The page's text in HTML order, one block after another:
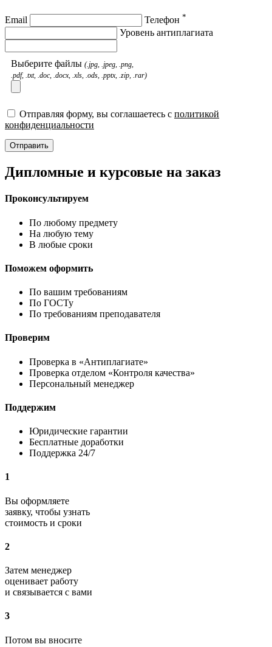
Email Телефон *
Уровень антиплагиата
Выберите файлы (.jpg, .jpeg, .png,
.pdf, .txt, .doc, .docx, .xls, .ods, .pptx, .zip, .rar)
Отправляя форму, вы соглашаетесь с политикой
конфиденциальности
Отправить
Дипломные и курсовые на заказ
Проконсультируем
По любому предмету
На любую тему
В любые сроки
Поможем оформить
По вашим требованиям
По ГОСТу
По требованиям преподавателя
Проверим
Проверка в «Антиплагиате»
Проверка отделом «Контроля качества»
Персональный менеджер
Поддержим
Юридические гарантии
Бесплатные доработки
Поддержка 24/7
1
Вы оформляете
заявку, чтобы узнать
стоимость и сроки
2
Затем менеджер
оценивает работу
и связывается с вами
3
Потом вы вносите